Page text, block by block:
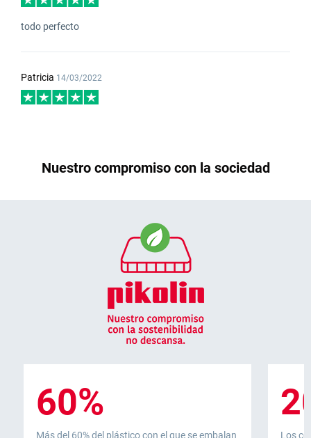
todo perfecto
Patricia 14/03/2022
Nuestro compromiso con la sociedad
60%
Más del 60% del plástico con el que se embalan
Los